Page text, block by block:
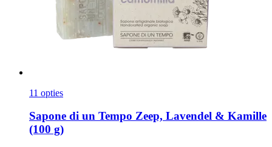
11 opties
Sapone di un Tempo Zeep, Lavendel & Kamille
(100 g)